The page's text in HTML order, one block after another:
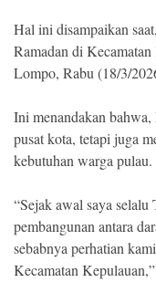
©
Copyright
NETRAL
.
All
Reserved
Hal ini disampaikan
Ramadan di
Lompo, Rabu (18/3/
Ini menandakan
pusat kota, tetapi juga
kebutuhan warga pulau.
“Sejak awal saya selalu
pembangunan antara
sebabnya perhatian
Kecamatan